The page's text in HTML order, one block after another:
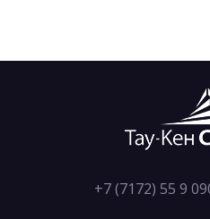
+7 (7172) 55 9